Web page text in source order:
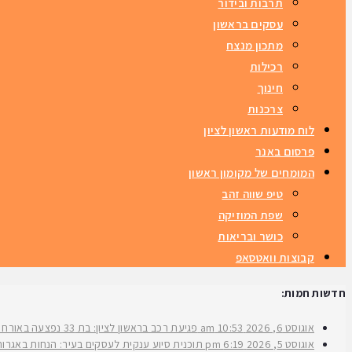
עסקים בראשון
מתכון מנצח
רכילות
חינוך
צרכנות
לוח מודעות ראשון לציון
פרסום באנר
המומחים של מקומון ראשון
טיפ שווה זהב
שפת המוזיקה
כושר ובריאות
קבוצות וואטסאפ
חדשות חמות:
אוגוסט 6, 2026 10:53 am
פגיעת רכב בראשון לציון: בת 33 נפצעה באורח בינוני ברחוב ירושלים
אוגוסט 5, 2026
6:19 pm
תוכנית סיוע ענקית לעסקים בעיר: הנחות